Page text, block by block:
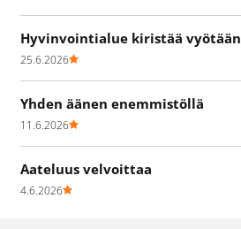
Hyvinvointialue kiristää vyötään
25.6.2026
Yhden äänen enemmistöllä
11.6.2026
Aateluus velvoittaa
4.6.2026